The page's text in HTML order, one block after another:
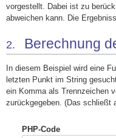
vorgestellt. Dabei ist zu
abweichen kann. Die
2. Berechnung
In diesem Beispiel wird eine
letzten Punkt im String
ein Komma als Trennzeichen
zurückgegeben. (Das schließt
PHP-Code